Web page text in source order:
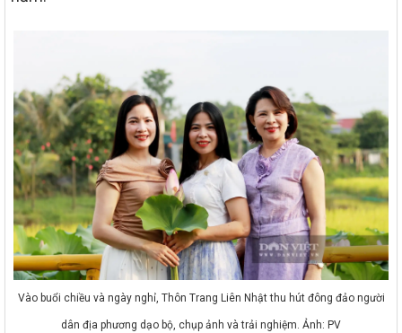
Vào buổi chiều và ngày nghỉ, Thôn Trang Liên Nhật thu hút đông đảo người
dân địa phương dạo bộ, chụp ảnh và trải nghiệm. Ảnh: PV